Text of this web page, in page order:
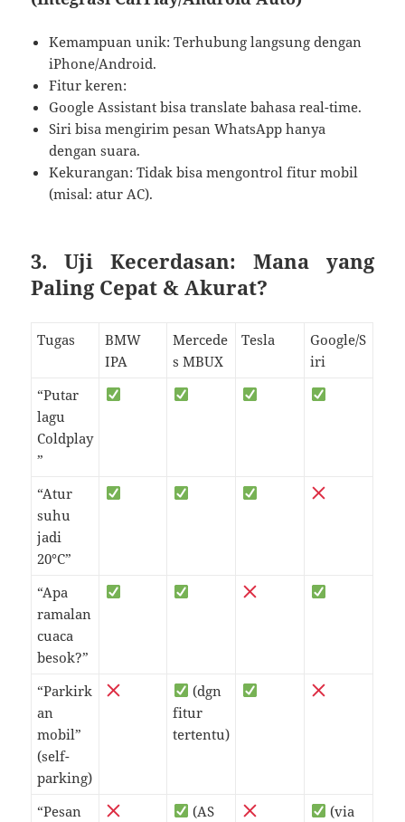
Kemampuan unik: Terhubung langsung dengan
iPhone/Android.
Fitur keren:
Google Assistant bisa translate bahasa real-time.
Siri bisa mengirim pesan WhatsApp hanya
dengan suara.
Kekurangan: Tidak bisa mengontrol fitur mobil
(misal: atur AC).
3. Uji Kecerdasan: Mana yang
Paling Cepat & Akurat?
Tugas
BMW
IPA
Mercede
s MBUX
Tesla
Google/S
iri
“Putar
lagu
Coldplay
”
“Atur
suhu
jadi
20°C”
“Apa
ramalan
cuaca
besok?”
“Parkirk
an
mobil”
(self-
parking)
(dgn
fitur
tertentu)
“Pesan
(AS
(via